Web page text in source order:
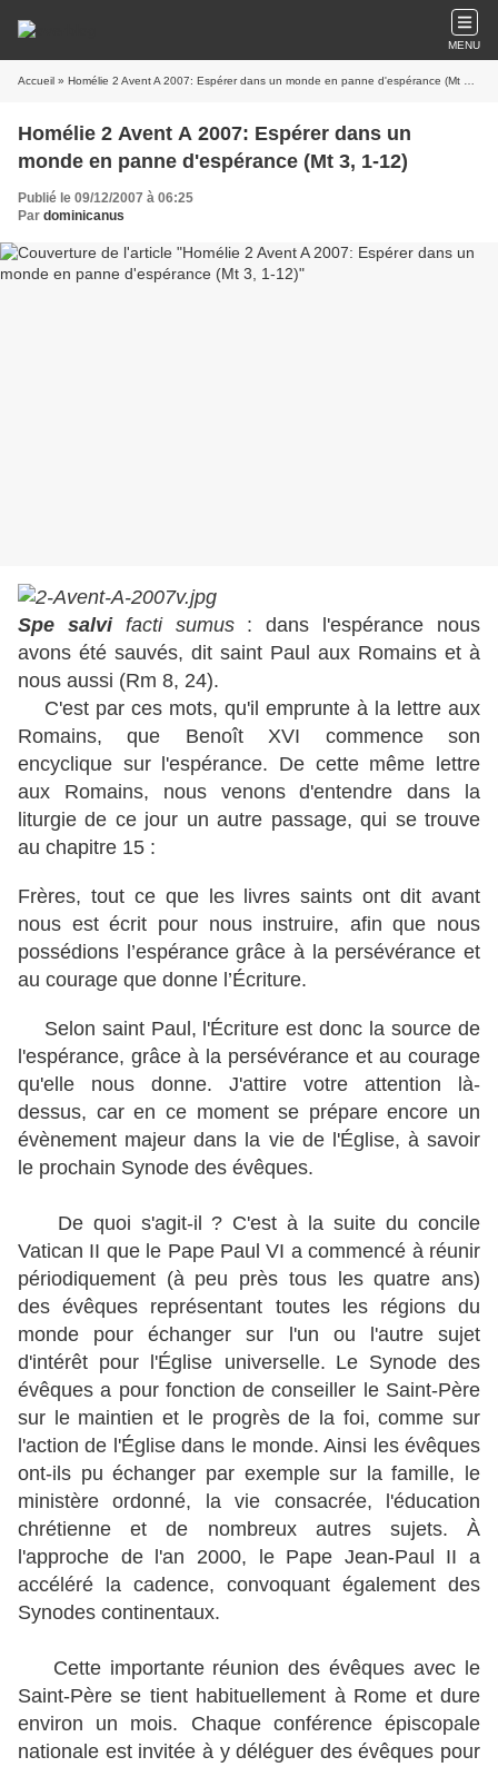
MENU
Accueil » Homélie 2 Avent A 2007: Espérer dans un monde en panne d'espérance (Mt 3, 1-12)
Homélie 2 Avent A 2007: Espérer dans un
monde en panne d'espérance (Mt 3, 1-12)
Publié le 09/12/2007 à 06:25
Par dominicanus
Spe salvi facti sumus: dans l'espérance nous
avons été sauvés, dit saint Paul aux Romains et à
nous aussi (Rm 8, 24).
C'est par ces mots, qu'il emprunte à la lettre aux
Romains, que Benoît XVI commence son
encyclique sur l'espérance. De cette même lettre
aux Romains, nous venons d'entendre dans la
liturgie de ce jour un autre passage, qui se trouve
au chapitre 15 :
Frères, tout ce que les livres saints ont dit avant
nous est écrit pour nous instruire, afin que nous
possédions l’espérance grâce à la persévérance et
au courage que donne l’Écriture.
Selon saint Paul, l'Écriture est donc la source de
l'espérance, grâce à la persévérance et au courage
qu'elle nous donne. J'attire votre attention là-
dessus, car en ce moment se prépare encore un
évènement majeur dans la vie de l'Église, à savoir
le prochain Synode des évêques.
De quoi s'agit-il ? C'est à la suite du concile
Vatican II que le Pape Paul VI a commencé à réunir
périodiquement (à peu près tous les quatre ans)
des évêques représentant toutes les régions du
monde pour échanger sur l'un ou l'autre sujet
d'intérêt pour l'Église universelle. Le Synode des
évêques a pour fonction de conseiller le Saint-Père
sur le maintien et le progrès de la foi, comme sur
l'action de l'Église dans le monde. Ainsi les évêques
ont-ils pu échanger par exemple sur la famille, le
ministère ordonné, la vie consacrée, l'éducation
chrétienne et de nombreux autres sujets. À
l'approche de l'an 2000, le Pape Jean-Paul II a
accéléré la cadence, convoquant également des
Synodes continentaux.
Cette importante réunion des évêques avec le
Saint-Père se tient habituellement à Rome et dure
environ un mois. Chaque conférence épiscopale
nationale est invitée à y déléguer des évêques pour